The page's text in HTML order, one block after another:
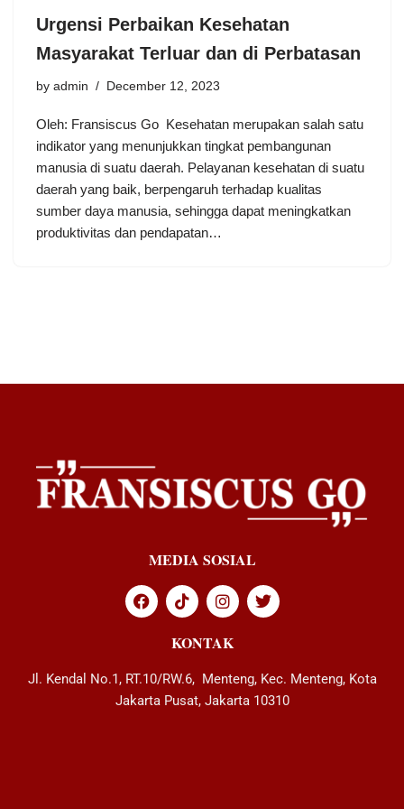
Urgensi Perbaikan Kesehatan
Masyarakat Terluar dan di Perbatasan
by admin December 12, 2023
Oleh: Fransiscus Go Kesehatan merupakan salah satu
indikator yang menunjukkan tingkat pembangunan
manusia di suatu daerah. Pelayanan kesehatan di suatu
daerah yang baik, berpengaruh terhadap kualitas
sumber daya manusia, sehingga dapat meningkatkan
produktivitas dan pendapatan…
MEDIA SOSIAL
KONTAK
Jl. Kendal No.1, RT.10/RW.6, Menteng, Kec. Menteng, Kota
Jakarta Pusat, Jakarta 10310